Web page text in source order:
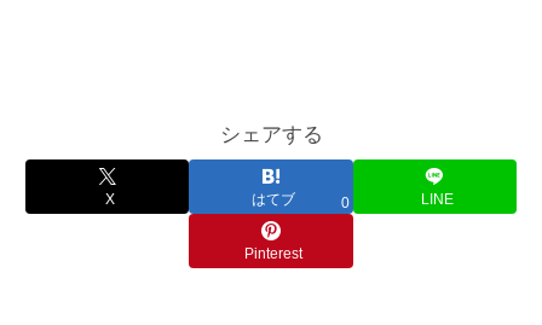
シェアする
X はてブ 0 LINE
Pinterest